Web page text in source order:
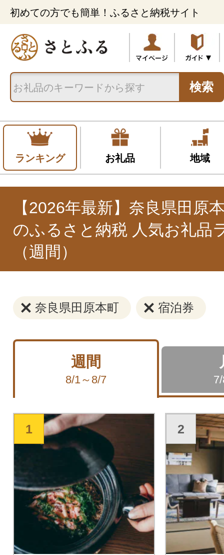
初めての方でも簡単！ふるさと納税サイト
検索
ランキング お礼品 地域
【2026年最新】奈良県田原
のふるさと納税 人気お礼品
（週間）
奈良県田原本町 宿泊券
週間
8/1～8/7
1 2